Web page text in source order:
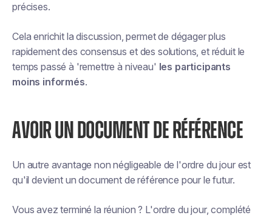
précises.
Cela enrichit la discussion, permet de dégager plus
rapidement des consensus et des solutions, et réduit le
temps passé à 'remettre à niveau' les participants
moins informés.
AVOIR UN DOCUMENT DE RÉFÉRENCE
Un autre avantage non négligeable de l'ordre du jour est
qu'il devient un document de référence pour le futur.
Vous avez terminé la réunion ? L'ordre du jour, complété